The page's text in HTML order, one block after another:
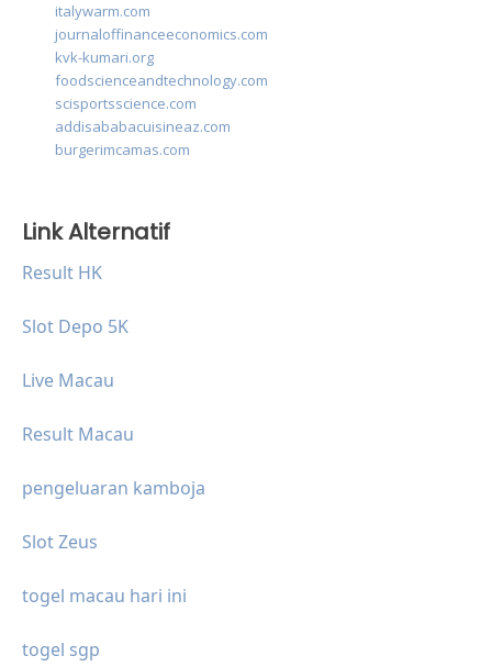
italywarm.com
journaloffinanceeconomics.com
kvk-kumari.org
foodscienceandtechnology.com
scisportsscience.com
addisababacuisineaz.com
burgerimcamas.com
Link Alternatif
Result HK
Slot Depo 5K
Live Macau
Result Macau
pengeluaran kamboja
Slot Zeus
togel macau hari ini
togel sgp